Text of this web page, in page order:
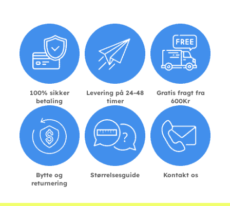
100% sikker
betaling
Levering på 24-48
timer
Gratis fragt fra
600Kr
Bytte og
returnering
Størrelsesguide Kontakt os